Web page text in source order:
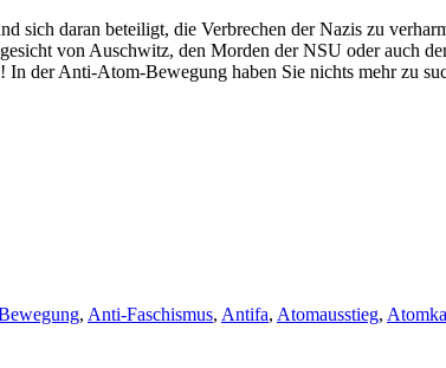
sich daran beteiligt, die Verbrechen der Nazis zu
von Auschwitz, den Morden der NSU oder auch
der Anti-Atom-Bewegung haben Sie nichts mehr zu
, Anti-Faschismus, Antifa, Atomausstieg,